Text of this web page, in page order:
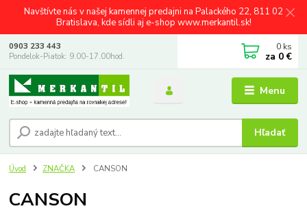
Navštívte nás v našej kamennej predajni na Palackého 22, 811 02
Bratislava, kde sídli aj e-shop www.merkantil.sk!
Menu
Hľadať
0903 233 443
Pondelok-Piatok: 9.00-17.00hod.
0 ks
za 0 €
Úvod ZNAČKA CANSON
CANSON